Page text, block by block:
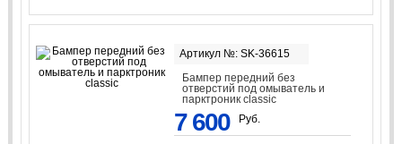
Артикул №: SK-36615
Бампер передний без
отверстий под омыватель и
парктроник classic
7 600 Руб.